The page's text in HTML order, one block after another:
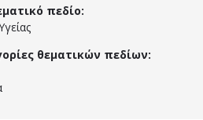
πεδίο:
θεματικών πεδίων: